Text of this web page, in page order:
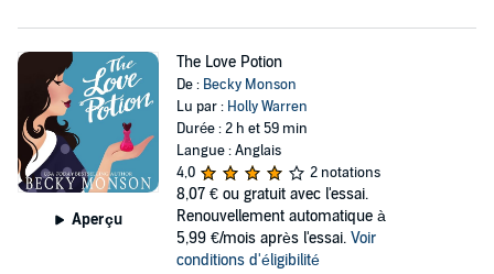
Aperçu
The Love Potion
De : Becky Monson
Lu par : Holly Warren
Durée : 2 h et 59 min
Langue : Anglais
4,0
2 notations
8,07 € ou gratuit avec l'essai.
Renouvellement automatique à
5,99 €/mois après l'essai. Voir
conditions d'éligibilité